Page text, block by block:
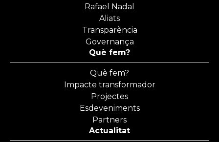
Rafael Nadal
Aliats
Transparència
Governança
Què fem?
Què fem?
Impacte transformador
Projectes
Esdeveniments
Partners
Actualitat